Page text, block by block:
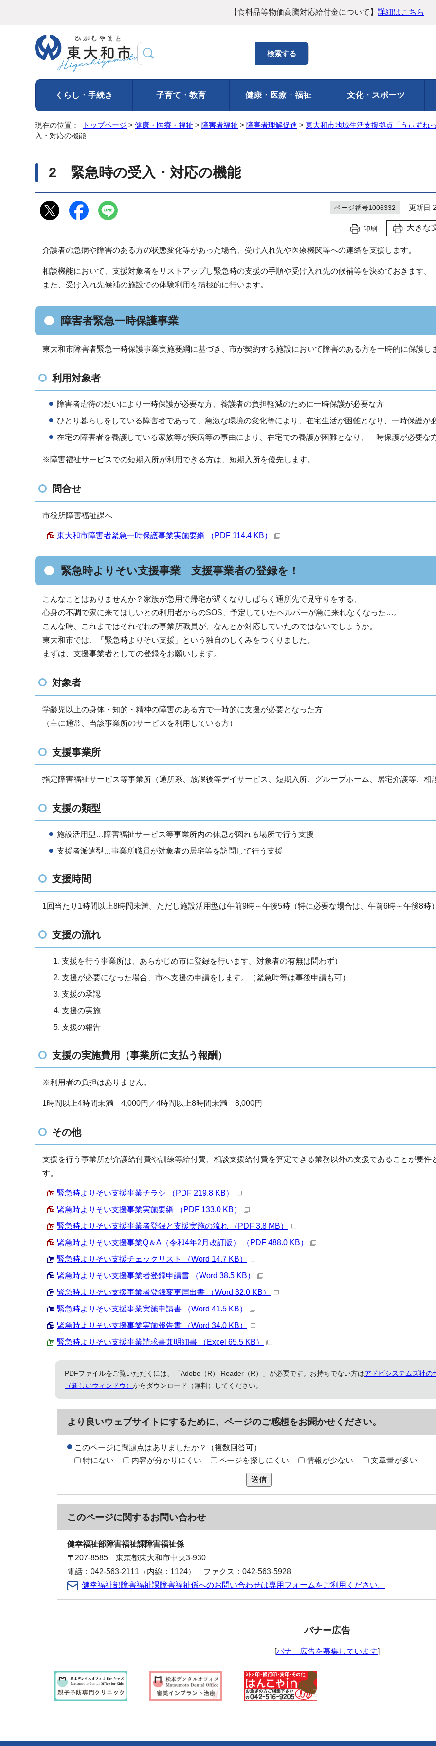
【食料品等物価高騰対応給付金について】 詳細はこちら
くらし・手続き 子育て・教育 健康・医療・福祉 文化・スポーツ
現在の位置： トップページ > 健康・医療・福祉 > 障害者福祉 > 障害者理解促進 > 東大和市地域生活支援拠点「うぃずね
入・対応の機能
2 緊急時の受入・対応の機能
ページ番号1006332 更新日
印刷 大きな
介護者の急病や障害のある方の状態変化等があった場合、受け入れ先や医療機関等への連絡を支援します。
相談機能において、支援対象者をリストアップし緊急時の支援の手順や受け入れ先の候補等を決めておきます。
また、受け入れ先候補の施設での体験利用を積極的に行います。
障害者緊急一時保護事業
東大和市障害者緊急一時保護事業実施要綱に基づき、市が契約する施設において障害のある方を一時的に保護し
利用対象者
障害者虐待の疑いにより一時保護が必要な方、養護者の負担軽減のために一時保護が必要な方
ひとり暮らしをしている障害者であって、急激な環境の変化等により、在宅生活が困難となり、一時保護が
在宅の障害者を養護している家族等が疾病等の事由により、在宅での養護が困難となり、一時保護が必要な
※障害福祉サービスでの短期入所が利用できる方は、短期入所を優先します。
問合せ
市役所障害福祉課へ
東大和市障害者緊急一時保護事業実施要綱 （PDF 114.4 KB）
緊急時よりそい支援事業 支援事業者の登録を！
こんなことはありませんか？家族が急用で帰宅が遅くなりしばらく通所先で見守りをする、
心身の不調で家に来てほしいとの利用者からのSOS、予定していたヘルパーが急に来れなくなった…。
こんな時、これまではそれぞれの事業所職員が、なんとか対応していたのではないでしょうか。
東大和市では、「緊急時よりそい支援」という独自のしくみをつくりました。
まずは、支援事業者としての登録をお願いします。
対象者
学齢児以上の身体・知的・精神の障害のある方で一時的に支援が必要となった方
（主に通常、当該事業所のサービスを利用している方）
支援事業所
指定障害福祉サービス等事業所（通所系、放課後等デイサービス、短期入所、グループホーム、居宅介護等、相
支援の類型
施設活用型…障害福祉サービス等事業所内の休息が図れる場所で行う支援
支援者派遣型…事業所職員が対象者の居宅等を訪問して行う支援
支援時間
1回当たり1時間以上8時間未満。ただし施設活用型は午前9時～午後5時（特に必要な場合は、午前6時～午後8時
支援の流れ
支援を行う事業所は、あらかじめ市に登録を行います。対象者の有無は問わず）
支援が必要になった場合、市へ支援の申請をします。（緊急時等は事後申請も可）
支援の承認
支援の実施
支援の報告
支援の実施費用（事業所に支払う報酬）
※利用者の負担はありません。
1時間以上4時間未満 4,000円／4時間以上8時間未満 8,000円
その他
支援を行う事業所が介護給付費や訓練等給付費、相談支援給付費を算定できる業務以外の支援であることが要件
す。
緊急時よりそい支援事業チラシ （PDF 219.8 KB）
緊急時よりそい支援事業実施要綱 （PDF 133.0 KB）
緊急時よりそい支援事業者登録と支援実施の流れ （PDF 3.8 MB）
緊急時よりそい支援事業Q＆A（令和4年2月改訂版） （PDF 488.0 KB）
緊急時よりそい支援チェックリスト （Word 14.7 KB）
緊急時よりそい支援事業者登録申請書 （Word 38.5 KB）
緊急時よりそい支援事業者登録変更届出書 （Word 32.0 KB）
緊急時よりそい支援事業実施申請書 （Word 41.5 KB）
緊急時よりそい支援事業実施報告書 （Word 34.0 KB）
緊急時よりそい支援事業請求書兼明細書 （Excel 65.5 KB）
PDFファイルをご覧いただくには、「Adobe（R） Reader（R）」が必要です。お持ちでない方はアドビシステムズ社の
（新しいウィンドウ） からダウンロード（無料）してください。
より良いウェブサイトにするために、ページのご感想をお聞かせください。
このページに問題点はありましたか？（複数回答可）
特にない
内容が分かりにくい ページを探しにくい 情報が少ない 文章量が多い
送信
このページに関するお問い合わせ
健幸福祉部障害福祉課障害福祉係
〒207-8585 東京都東大和市中央3-930
電話：042-563-2111（内線：1124） ファクス：042-563-5928
健幸福祉部障害福祉課障害福祉係へのお問い合わせは専用フォームをご利用ください。
バナー広告
[バナー広告を募集しています]